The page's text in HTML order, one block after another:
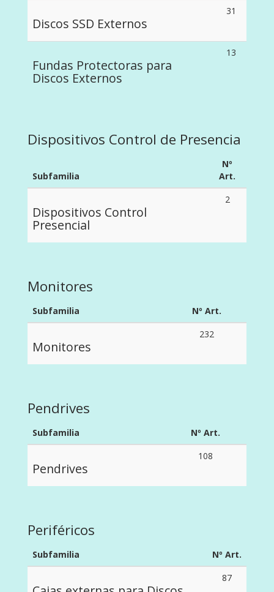
Discos SSD Externos
31
Fundas Protectoras para
Discos Externos
13
Dispositivos Control de Presencia
Subfamilia
Nº
Art.
Dispositivos Control
Presencial
2
Monitores
Subfamilia Nº Art.
Monitores
232
Pendrives
Subfamilia Nº Art.
Pendrives
108
Periféricos
Subfamilia Nº Art.
87